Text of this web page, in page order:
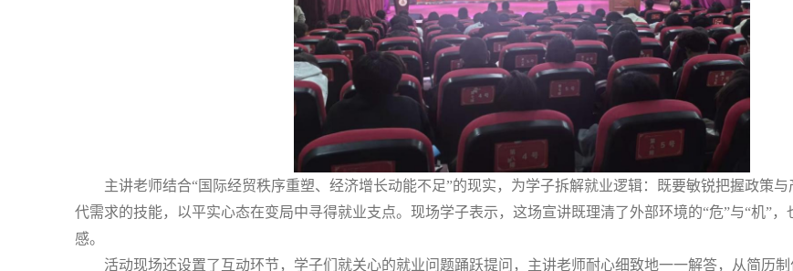
主讲老师结合“国际经贸秩序重塑、经济增长动能不足”的现实，为学子拆解就业逻辑：既要敏锐把握政策
代需求的技能，以平实心态在变局中寻得就业支点。现场学子表示，这场宣讲既理清了外部环境的“危”与“机”
感。
活动现场还设置了互动环节，学子们就关心的就业问题踊跃提问，主讲老师耐心细致地一一解答，从简历